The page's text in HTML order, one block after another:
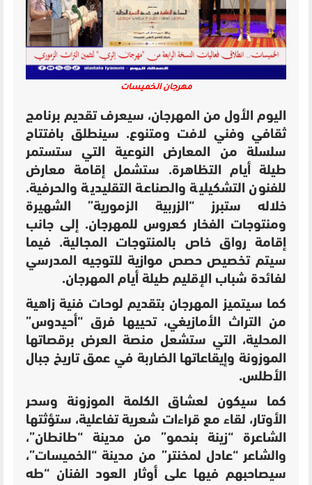
مهرجان الخميسات
اليوم الأول من المهرجان، سيعرف تقديم برنامج
ثقافي وفني لافت ومتنوع. سينطلق بافتتاح
سلسلة من المعارض النوعية التي ستستمر
طيلة أيام التظاهرة. ستشمل إقامة معارض
للفنون التشكيلية والصناعة التقليدية والحرفية.
خلاله ستبرز “الزربية الزمورية” الشهيرة
ومنتوجات الفخار كعروس للمهرجان. إلى جانب
إقامة رواق خاص بالمنتوجات المجالية. فيما
سيتم تخصيص حصص موازية للتوجيه المدرسي
لفائدة شباب الإقليم طيلة أيام المهرجان.
كما سيتميز المهرجان بتقديم لوحات فنية زاهية
من التراث الأمازيغي، تحييها فرق “أحيدوس”
المحلية، التي ستشعل منصة العرض برقصاتها
الموزونة وإيقاعاتها الضاربة في عمق تاريخ جبال
الأطلس.
كما سيكون لعشاق الكلمة الموزونة وسحر
الأوتار، لقاء مع قراءات شعرية تفاعلية، ستؤثتها
الشاعرة “زينة بنحمو” من مدينة “طانطان”،
والشاعر “عادل لمخنتر” من مدينة “الخميسات”،
سيصاحبهم فيها على أوثار العود الفنان “طه